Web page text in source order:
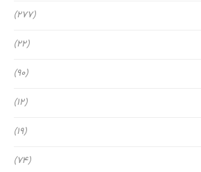
(277)
(22)
(90)
(12)
(19)
(74)